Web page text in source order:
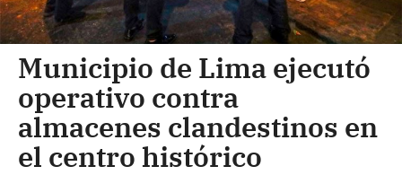
Municipio de Lima ejecutó
operativo contra
almacenes clandestinos en
el centro histórico